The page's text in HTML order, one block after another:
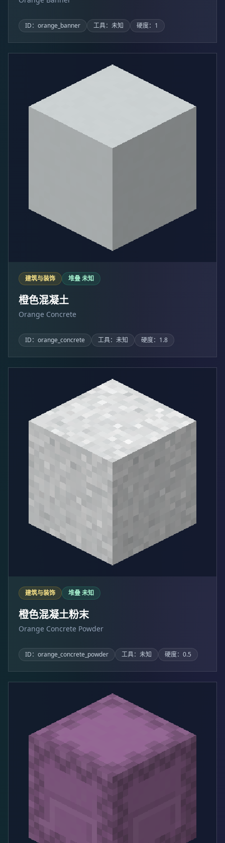
ID：orange_banner 工具：未知 硬度：1
建筑与装饰 堆叠 未知
橙色混凝土
Orange Concrete
ID：orange_concrete 工具：未知 硬度：1.8
建筑与装饰 堆叠 未知
橙色混凝土粉末
Orange Concrete Powder
ID：orange_concrete_powder 工具：未知 硬度：0.5